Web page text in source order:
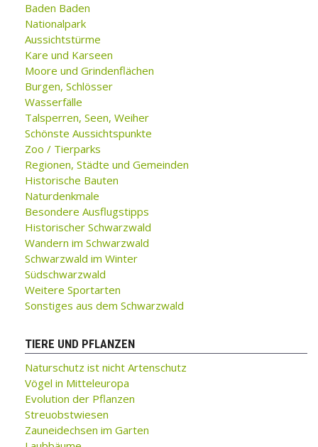
Baden Baden
Nationalpark
Aussichtstürme
Kare und Karseen
Moore und Grindenflächen
Burgen, Schlösser
Wasserfälle
Talsperren, Seen, Weiher
Schönste Aussichtspunkte
Zoo / Tierparks
Regionen, Städte und Gemeinden
Historische Bauten
Naturdenkmale
Besondere Ausflugstipps
Historischer Schwarzwald
Wandern im Schwarzwald
Schwarzwald im Winter
Südschwarzwald
Weitere Sportarten
Sonstiges aus dem Schwarzwald
TIERE UND PFLANZEN
Naturschutz ist nicht Artenschutz
Vögel in Mitteleuropa
Evolution der Pflanzen
Streuobstwiesen
Zauneidechsen im Garten